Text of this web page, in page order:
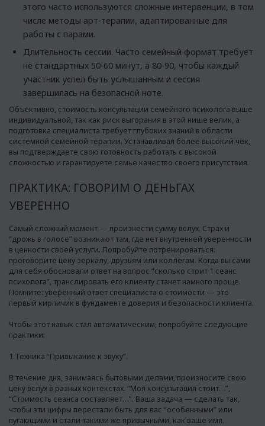
этого часто используются сложные интервенции, в том
числе методы арт-терапии, адаптированные для
работы с парами.
Длительность сессии. Часто семейный формат требует
не стандартных 50-60 минут, а 80-90, чтобы каждый
участник успел быть услышанным и сессия
завершилась на безопасной ноте.
Объективно, стоимость консультации семейного психолога выше
индивидуальной, так как риск выгорания в этой нише велик, а
подготовка специалиста требует глубоких знаний в области
системной семейной терапии. Устанавливая более высокий чек,
вы подтверждаете свою готовность работать с высокой
сложностью и гарантируете семье качество своего присутствия.
ПРАКТИКА: ГОВОРИМ О ДЕНЬГАХ
УВЕРЕННО
Самый сложный момент — произнести сумму вслух. Страх и
“дрожь в голосе” возникают там, где нет внутренней уверенности
в ценности своей услуги. Попробуйте потренироваться:
проговорите цену зеркалу, друзьям или коллегам. Когда вы сами
для себя обосновали ответ на вопрос “сколько стоит 1 сеанс
психолога”, транслировать его клиенту станет намного проще.
Помните: уверенный ответ специалиста о стоимости — это
первый кирпичик в фундаменте доверия и безопасности клиента.
Чтобы этот навык стал автоматическим, попробуйте следующие
практики:
1.Техника “Привыкание к звуку”.
В течение дня, занимаясь бытовыми делами, произносите свою
цену вслух в разных контекстах. “Моя консультация стоит…”,
“Стоимость сеанса составляет…”. Ваша задача — сделать так,
чтобы эти цифры перестали быть для вас “особенными” или
пугающими и стали такими же привычными, как ваше имя.